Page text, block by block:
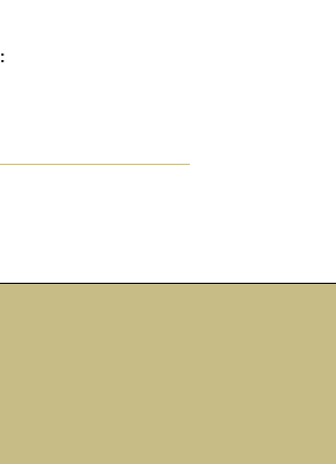
: